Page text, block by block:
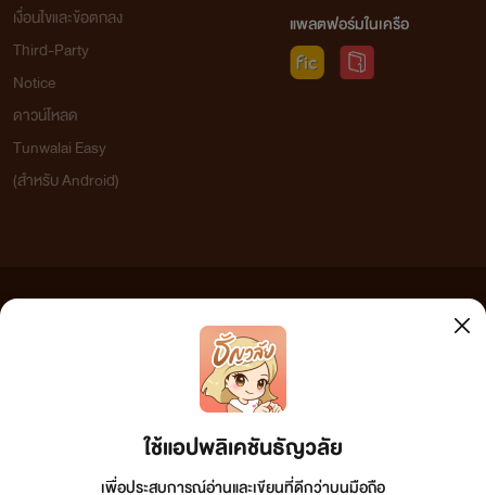
ใช้แอปพลิเคชันธัญวลัย
เพื่อประสบการณ์อ่านและเขียนที่ดีกว่าบนมือถือ
เงื่อนไขและข้อตกลง
Third-Party
Notice
ดาวน์โหลด
Tunwalai Easy
(สำหรับ Android)
แพลตฟอร์มในเครือ
เว็บไซต์แห่งนี้ไม่ได้เห็นด้วยและไม่ขอรับผิดชอบต่อข้อความใดๆ ทั้งสิ้น ดังนั้นผู้อ่านทุกท่านโปรดใช้
วิจารณญาณในการกลั่นกรองด้วยตนเอง และหากท่านพบข้อความใดๆ ที่ขัดต่อกฎหมายและศีลธรรม
กรุณาแจ้งมาที่ tunwalai@ookbee.com เพื่อทีมงานจะได้ดำเนินการในทันที ทั้งนี้ ทางเว็บไซต์ขอสงวน
ลิขสิทธิ์ตามพระราชบัญญัติลิขสิทธิ์ (ฉบับเพิ่มเติม) พ.ศ.2558